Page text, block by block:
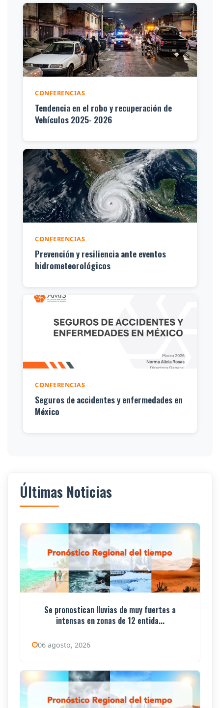
CONFERENCIAS
Tendencia en el robo y recuperación de
Vehículos 2025- 2026
CONFERENCIAS
Prevención y resiliencia ante eventos
hidrometeorológicos
CONFERENCIAS
Seguros de accidentes y enfermedades en
México
Últimas Noticias
Se pronostican lluvias de muy fuertes a
intensas en zonas de 12 entida...
06 agosto, 2026